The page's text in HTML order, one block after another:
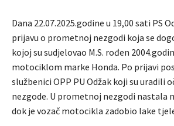
Dana 22.07.2025.godine u 19,00 sati PS
prijavu o prometnoj nezgodi koja se
kojoj su sudjelovao M.S. rođen
motociklom marke Honda. Po prijavi
službenici OPP PU Odžak koji su uradili
nezgode. U prometnoj nezgodi nastala
dok je vozač motocikla zadobio lake